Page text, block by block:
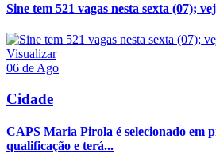
Sine tem 521 vagas nesta sexta (07);
Visualizar
06 de Ago
Cidade
CAPS Maria Pirola é selecionado em
qualificação e terá...